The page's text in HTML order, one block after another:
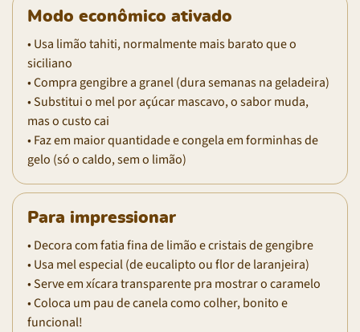
Modo econômico ativado
• Usa limão tahiti, normalmente mais barato que o
siciliano
• Compra gengibre a granel (dura semanas na geladeira)
• Substitui o mel por açúcar mascavo, o sabor muda,
mas o custo cai
• Faz em maior quantidade e congela em forminhas de
gelo (só o caldo, sem o limão)
Para impressionar
• Decora com fatia fina de limão e cristais de gengibre
• Usa mel especial (de eucalipto ou flor de laranjeira)
• Serve em xícara transparente pra mostrar o caramelo
• Coloca um pau de canela como colher, bonito e
funcional!